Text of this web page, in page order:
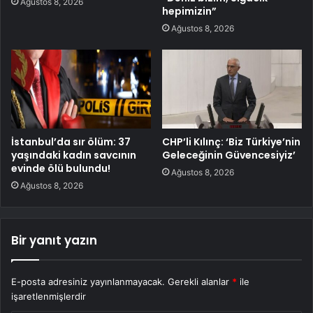
hepimizin”
Ağustos 8, 2026
İstanbul’da sır ölüm: 37
yaşındaki kadın savcının
evinde ölü bulundu!
Ağustos 8, 2026
CHP’li Kılınç: ‘Biz Türkiye’nin
Geleceğinin Güvencesiyiz’
Ağustos 8, 2026
Bir yanıt yazın
E-posta adresiniz yayınlanmayacak. Gerekli alanlar * ile
işaretlenmişlerdir